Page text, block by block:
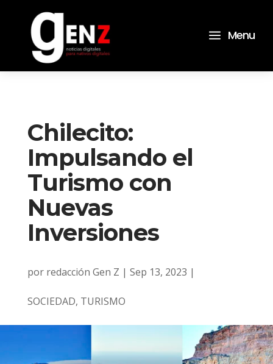
a Menu
Chilecito:
Impulsando el
Turismo con
Nuevas
Inversiones
por redacción Gen Z | Sep 13, 2023 |
SOCIEDAD, TURISMO